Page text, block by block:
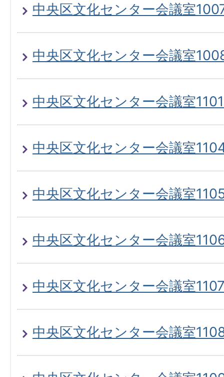
中央区文化センター会議室
中央区文化センター会議室
中央区文化センター会議室1101
中央区文化センター会議室
中央区文化センター会議室
中央区文化センター会議室
中央区文化センター会議室
中央区文化センター会議室